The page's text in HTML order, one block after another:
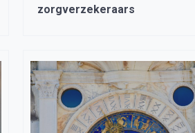
zorgverzekeraars